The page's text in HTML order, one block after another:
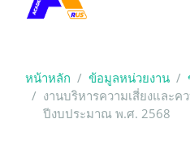
หน้าหลัก ข้อมูลหน่วยงาน
งานบริหารความเสี่ยงและค
ปีงบประมาณ พ.ศ. 2568